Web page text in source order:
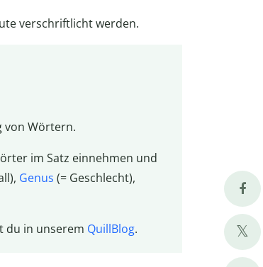
verschriftlicht werden.
von Wörtern.
im Satz einnehmen und
Genus (= Geschlecht),
du in unserem QuillBlog.